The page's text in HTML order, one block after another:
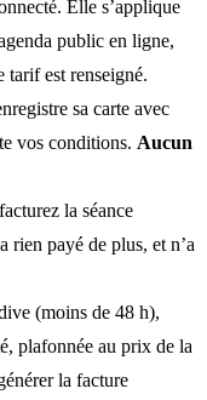
Elle s’applique
public en ligne,
tarif est renseigné.
sa carte avec
vos conditions. Aucun
la séance
rien payé de plus, et n’a
(moins de 48 h),
plafonnée au prix de la
la facture